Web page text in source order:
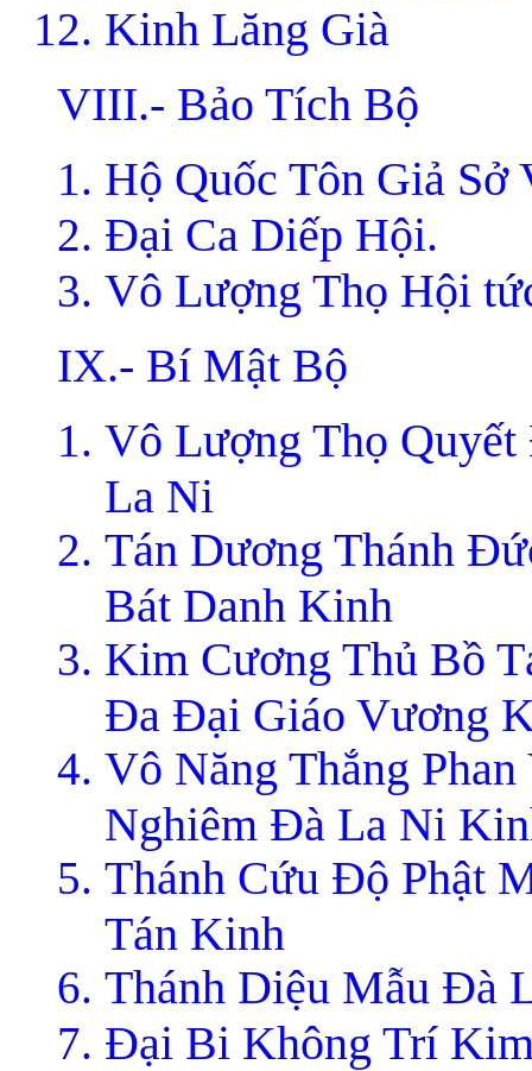
Kinh Lăng Già
VIII.- Bảo Tích Bộ
Hộ Quốc Tôn Giả Sở
Ðại Ca Diếp Hội.
Vô Lượng Thọ Hội
IX.- Bí Mật Bộ
Vô Lượng Thọ
La Ni
Tán Dương Thánh
Bát Danh Kinh
Kim Cương Thủ Bồ
Ða Ðại Giáo Vương
Vô Năng Thắng
Nghiêm Ðà La Ni
Thánh Cứu Ðộ Phật
Tán Kinh
Thánh Diệu Mẫu Ðà
Ðại Bi Không Trí